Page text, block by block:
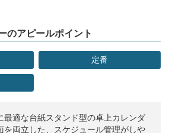
のアピールポイント
定番
最適な台紙スタンド型の卓上カレンダ
を両立した、スケジュール管理がしや